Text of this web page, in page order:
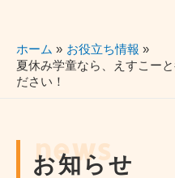
ホーム
お役立ち情報
夏休み学童なら、えすこー
ださい！
news
お知らせ